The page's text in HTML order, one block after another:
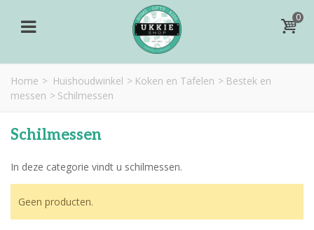
0
Home > Huishoudwinkel > Koken en Tafelen > Bestek en
messen > Schilmessen
Schilmessen
In deze categorie vindt u schilmessen.
Geen producten.